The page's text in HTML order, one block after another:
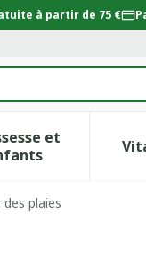
à partir de 75 €
soins et
pour la
et
Afficher le sous-
des plaies